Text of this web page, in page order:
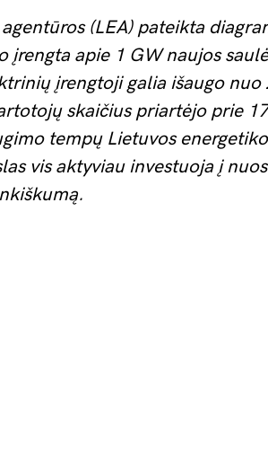
(LEA) pateikta
įrengta apie 1 GW naujos
įrengtoji galia išaugo
skaičius priartėjo prie
tempų Lietuvos
vis aktyviau investuoja į